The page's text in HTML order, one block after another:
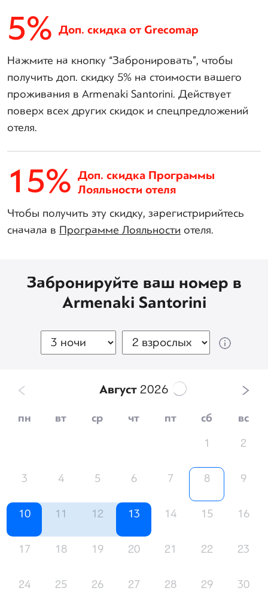
5% Доп. скидка от Grecomap
Нажмите на кнопку “Забронировать”, чтобы
получить доп. скидку 5% на стоимости вашего
проживания в Armenaki Santorini. Действует
поверх всех других скидок и спецпредложений
отеля.
15% Доп. скидка Программы
Лояльности отеля
Чтобы получить эту скидку, зарегистририйтесь
сначала в Программе Лояльности отеля.
Забронируйте ваш номер в
Armenaki Santorini
Август2026
пн вт ср чт пт сб
вс
1
2
3 4 5 6 7 8 9
10 11 12 13 14 15 16
17 18 19 20 21 22 23
24 25 26 27 28 29 30